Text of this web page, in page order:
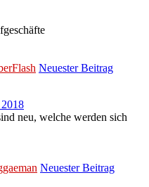
Neuester Beitrag
neu, welche werden sich
Neuester Beitrag